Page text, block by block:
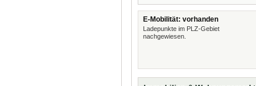
E-Mobilität: vorhanden
Ladepunkte im PLZ-Gebiet
nachgewiesen.